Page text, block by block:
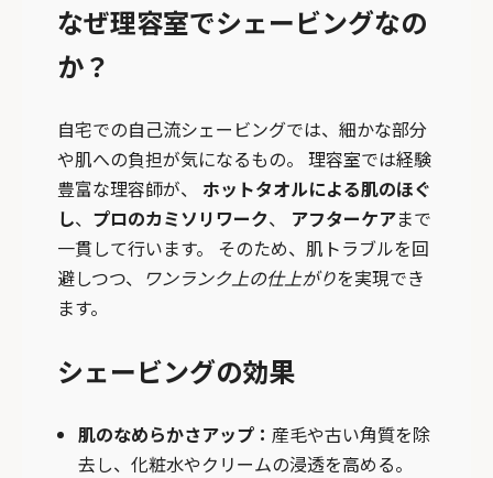
なぜ理容室でシェービングなの
か？
自宅での自己流シェービングでは、細かな部分
や肌への負担が気になるもの。 理容室では経験
豊富な理容師が、 ホットタオルによる肌のほぐ
し、 プロのカミソリワーク、 アフターケアまで
一貫して行います。 そのため、肌トラブルを回
避しつつ、 ワンランク上の仕上がりを実現でき
ます。
シェービングの効果
肌のなめらかさアップ： 産毛や古い角質を除
去し、化粧水やクリームの浸透を高める。